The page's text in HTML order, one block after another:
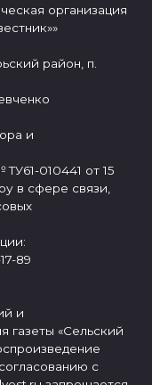
организация
район, п.
и
010441 от 15
в сфере связи,
89
и
газеты «Сельский
с